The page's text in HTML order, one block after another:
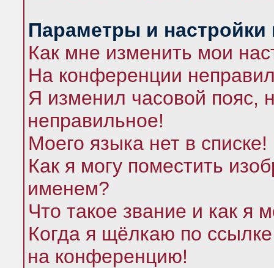
Параметры и настройки
Как мне изменить мои
На конференции
Я изменил часовой пояс,
неправильное!
Моего языка нет в списке!
Как я могу поместить
именем?
Что такое звание и как я
Когда я щёлкаю по
на конференцию!